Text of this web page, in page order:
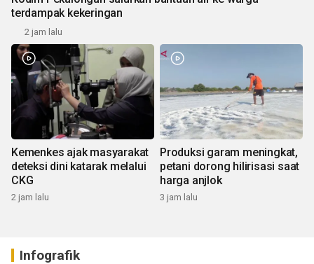
terdampak kekeringan
2 jam lalu
Kemenkes ajak masyarakat
deteksi dini katarak melalui
CKG
2 jam lalu
Produksi garam meningkat,
petani dorong hilirisasi saat
harga anjlok
3 jam lalu
Infografik